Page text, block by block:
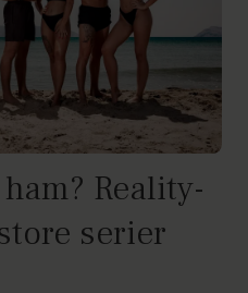
Reality-
serier